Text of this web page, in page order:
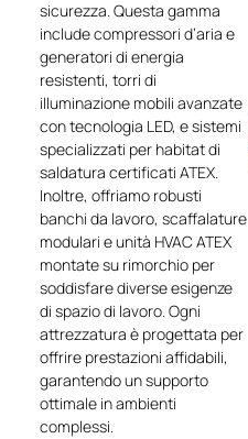
sicurezza. Questa gamma
include compressori d’aria e
generatori di energia
resistenti, torri di
illuminazione mobili avanzate
con tecnologia LED, e sistemi
specializzati per habitat di
saldatura certificati ATEX.
Inoltre, offriamo robusti
banchi da lavoro, scaffalature
modulari e unità HVAC ATEX
montate su rimorchio per
soddisfare diverse esigenze
di spazio di lavoro. Ogni
attrezzatura è progettata per
offrire prestazioni affidabili,
garantendo un supporto
ottimale in ambienti
complessi.